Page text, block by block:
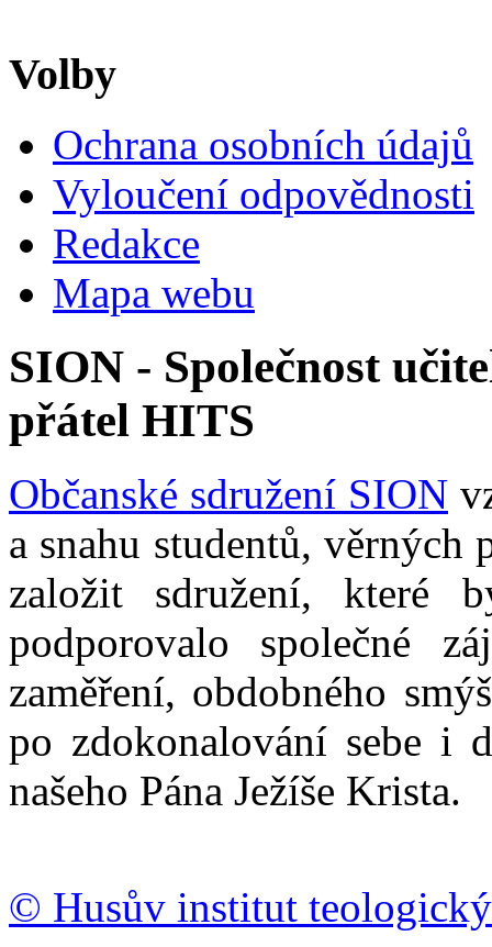
Volby
Ochrana osobních údajů
Vyloučení odpovědnosti
Redakce
Mapa webu
SION - Společnost
přátel HITS
Občanské sdružení SION
a snahu studentů, věrných
založit sdružení, které
podporovalo společné
zaměření, obdobného
po zdokonalování sebe i
našeho Pána Ježíše Krista.
© Husův institut